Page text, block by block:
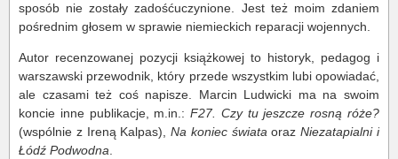
sposób nie zostały zadośćuczynione. Jest też moim zdaniem
pośrednim głosem w sprawie niemieckich reparacji wojennych.
Autor recenzowanej pozycji książkowej to historyk, pedagog i
warszawski przewodnik, który przede wszystkim lubi opowiadać,
ale czasami też coś napisze. Marcin Ludwicki ma na swoim
koncie inne publikacje, m.in.:F27. Czy tu jeszcze rosną róże?
(wspólnie z Ireną Kalpas),Na koniec świataorazNiezatapialni i
Łódź Podwodna